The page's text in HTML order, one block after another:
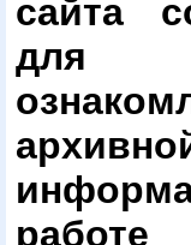
сайта
для
работе